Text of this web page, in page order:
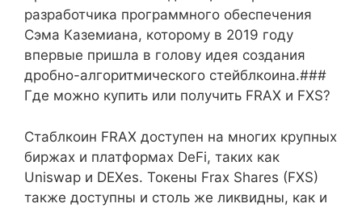
разработчика программного обеспечения
Сэма Каземиана, которому в 2019 году
впервые пришла в голову идея создания
дробно-алгоритмического стейблкоина.###
Где можно купить или получить FRAX и FXS?
Стаблкоин FRAX доступен на многих крупных
биржах и платформах DeFi, таких как
Uniswap и DEXes. Токены Frax Shares (FXS)
также доступны и столь же ликвидны, как и